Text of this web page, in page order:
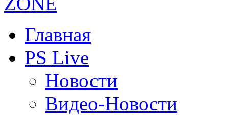
Главная
PS Live
Новости
Видео-Новости